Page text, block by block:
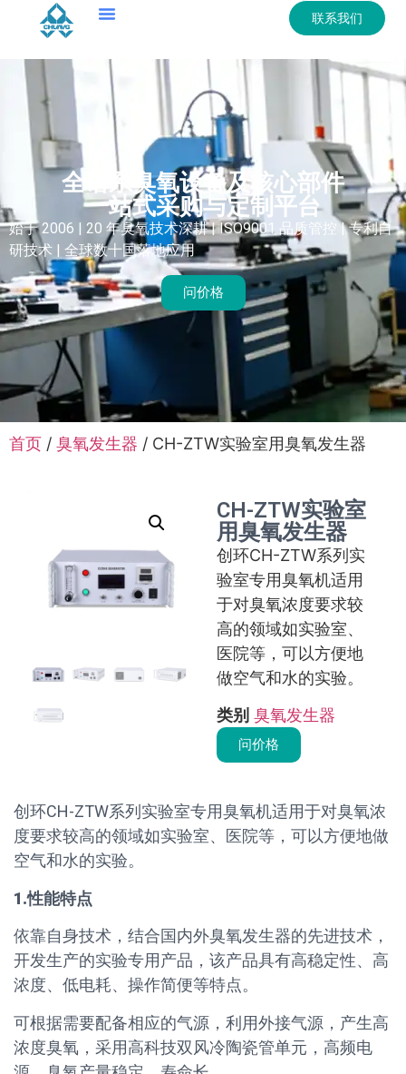
联系我们
全谱系臭氧设备及核心部件
一站式采购与定制平台
始于 2006 | 20 年臭氧技术深耕 | ISO9001 品质管控 | 专利自
研技术 | 全球数十国落地应用
问价格
首页 / 臭氧发生器 / CH-ZTW实验室用臭氧发生器
CH-ZTW实验室
用臭氧发生器
创环CH-ZTW系列实
验室专用臭氧机适用
于对臭氧浓度要求较
高的领域如实验室、
医院等，可以方便地
做空气和水的实验。
类别 臭氧发生器
问价格
创环CH-ZTW系列实验室专用臭氧机适用于对臭氧浓
度要求较高的领域如实验室、医院等，可以方便地做
空气和水的实验。
1.性能特点
依靠自身技术，结合国内外臭氧发生器的先进技术，
开发生产的实验专用产品，该产品具有高稳定性、高
浓度、低电耗、操作简便等特点。
可根据需要配备相应的气源，利用外接气源，产生高
浓度臭氧，采用高科技双风冷陶瓷管单元，高频电